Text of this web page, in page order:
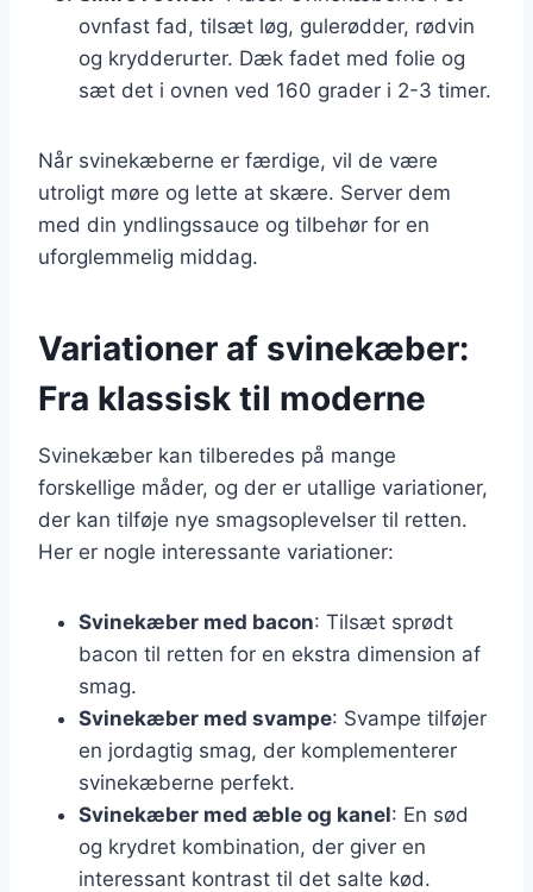
ovnfast fad, tilsæt løg, gulerødder, rødvin
og krydderurter. Dæk fadet med folie og
sæt det i ovnen ved 160 grader i 2-3 timer.
Når svinekæberne er færdige, vil de være
utroligt møre og lette at skære. Server dem
med din yndlingssauce og tilbehør for en
uforglemmelig middag.
Variationer af svinekæber:
Fra klassisk til moderne
Svinekæber kan tilberedes på mange
forskellige måder, og der er utallige variationer,
der kan tilføje nye smagsoplevelser til retten.
Her er nogle interessante variationer:
Svinekæber med bacon: Tilsæt sprødt
bacon til retten for en ekstra dimension af
smag.
Svinekæber med svampe: Svampe tilføjer
en jordagtig smag, der komplementerer
svinekæberne perfekt.
Svinekæber med æble og kanel: En sød
og krydret kombination, der giver en
interessant kontrast til det salte kød.